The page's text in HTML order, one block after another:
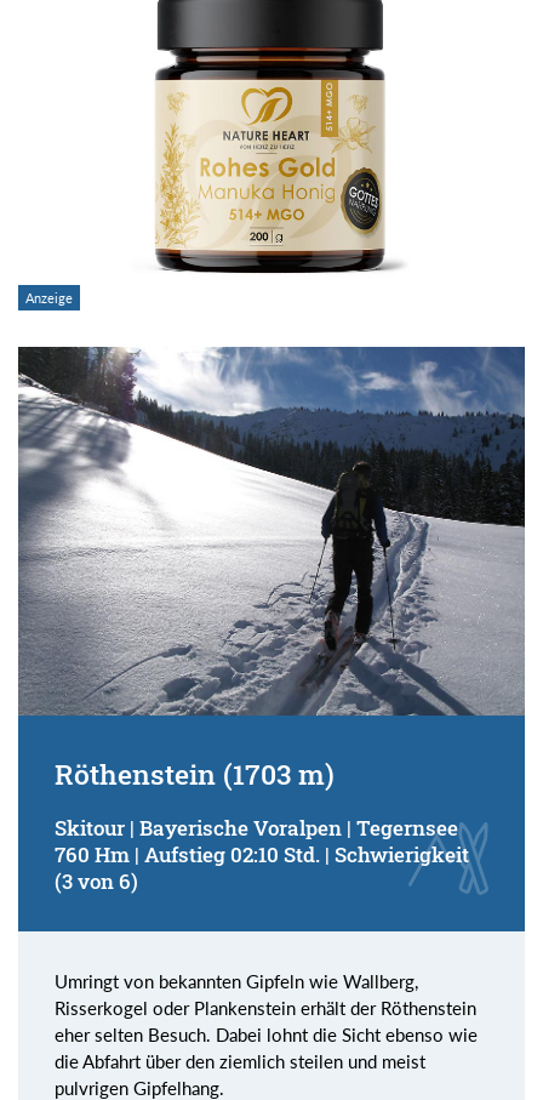
Röthenstein (1703 m)
Skitour | Bayerische Voralpen | Tegernsee
760 Hm | Aufstieg 02:10 Std. | Schwierigkeit
(3 von 6)
Umringt von bekannten Gipfeln wie Wallberg,
Risserkogel oder Plankenstein erhält der Röthenstein
eher selten Besuch. Dabei lohnt die Sicht ebenso wie
die Abfahrt über den ziemlich steilen und meist
pulvrigen Gipfelhang.